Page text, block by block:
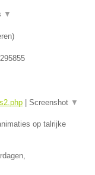
▼
)
Screenshot ▼
op talrijke